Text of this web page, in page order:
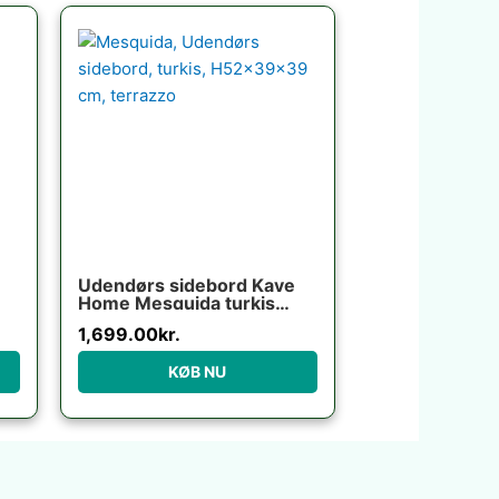
Udendørs sidebord Kave
Home Mesquida turkis
vejrbestandigt nordisk
design
1,699.00kr.
KØB NU